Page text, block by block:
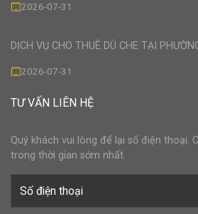
2026-07-31
DỊCH VỤ CHO THUÊ DÙ CHE TẠI
2026-07-31
TƯ VẤN LIÊN HỆ
Quý khách vui lòng để lại số điện thoại.
trong thời gian sớm nhất.